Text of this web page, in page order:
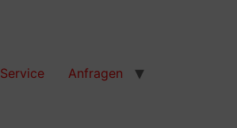
Service Anfragen